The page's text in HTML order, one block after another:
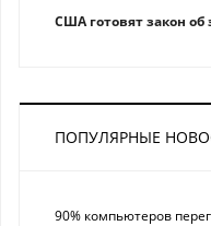
США готовят закон
ПОПУЛЯРНЫЕ
90% компьютеров